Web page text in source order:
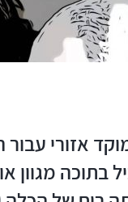
אזורי
מגוון